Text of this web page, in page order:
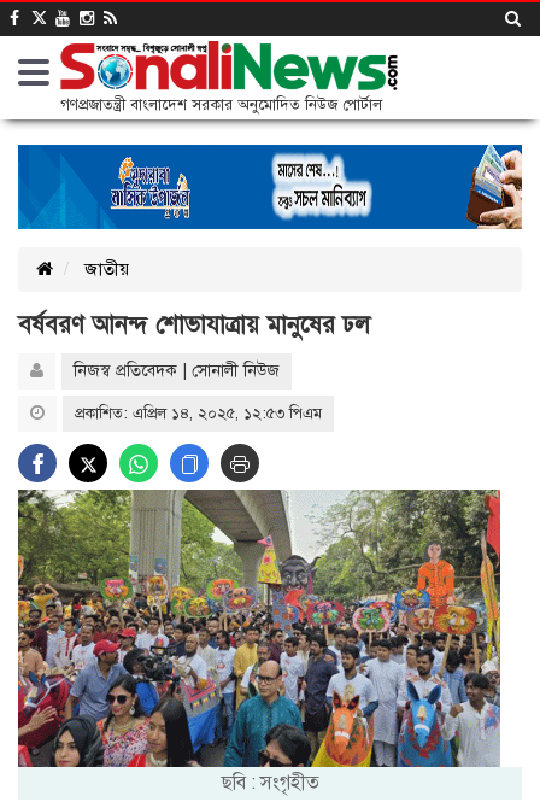
গণপ্রজাতন্ত্রী বাংলাদেশ সরকার অনুমোদিত নিউজ পোর্টাল
জাতীয়
বর্ষবরণ আনন্দ শোভাযাত্রায় মানুষের ঢল
নিজস্ব প্রতিবেদক | সোনালী নিউজ
প্রকাশিত: এপ্রিল ১৪, ২০২৫, ১২:৫৩ পিএম
ছবি : সংগৃহীত